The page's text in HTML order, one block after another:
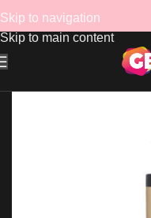
Skip to navigation
Skip to main content